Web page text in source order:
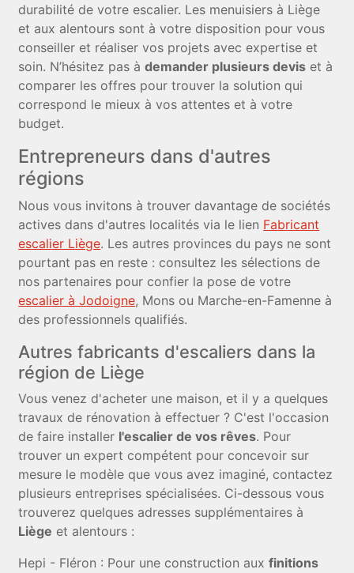
durabilité de votre escalier. Les menuisiers à Liège
et aux alentours sont à votre disposition pour vous
conseiller et réaliser vos projets avec expertise et
soin. N’hésitez pas àdemander plusieurs devis et à
comparer les offres pour trouver la solution qui
correspond le mieux à vos attentes et à votre
budget.
Entrepreneurs dans d'autres
régions
Nous vous invitons à trouver davantage de sociétés
actives dans d'autres localités via le lien Fabricant
escalier Liège. Les autres provinces du pays ne sont
pourtant pas en reste : consultez les sélections de
nos partenaires pour confier la pose de votre
escalier à Jodoigne, Mons ou Marche-en-Famenne à
des professionnels qualifiés.
Autres fabricants d'escaliers dans la
région de Liège
Vous venez d'acheter une maison, et il y a quelques
travaux de rénovation à effectuer ? C'est l'occasion
de faire installer l'escalier de vos rêves. Pour
trouver un expert compétent pour concevoir sur
mesure le modèle que vous avez imaginé, contactez
plusieurs entreprises spécialisées. Ci-dessous vous
trouverez quelques adresses supplémentaires à
Liège et alentours :
Hepi - Fléron : Pour une construction auxfinitions